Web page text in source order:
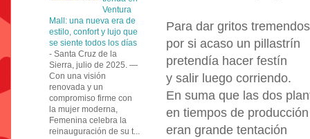
Para dar gritos tremendos
por si acaso un pillastrín
pretendía hacer festín
y salir luego corriendo.
En suma que las dos
en tiempos de producción
eran grande tentación
Ventura
Mall: una nueva era de
estilo, confort y lujo que
se siente todos los días
- Santa Cruz de la
Sierra, julio de 2025. —
Con una visión
renovada y un
compromiso firme con
la mujer moderna,
Femenina celebra la
reinauguración de su t...